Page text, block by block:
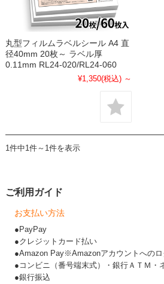
丸型フィルムラベルシール A4 直
径40mm 20枚～ ラベル厚
0.11mm RL24-020/RL24-060
¥1,350(税込) ～
1件中1件～1件を表示
ご利用ガイド
お支払い方法
●PayPay
●クレジットカード払い
●Amazon Pay※Amazonアカウントへのロ
●コンビニ（番号端末式）・銀行ＡＴＭ・
●銀行振込